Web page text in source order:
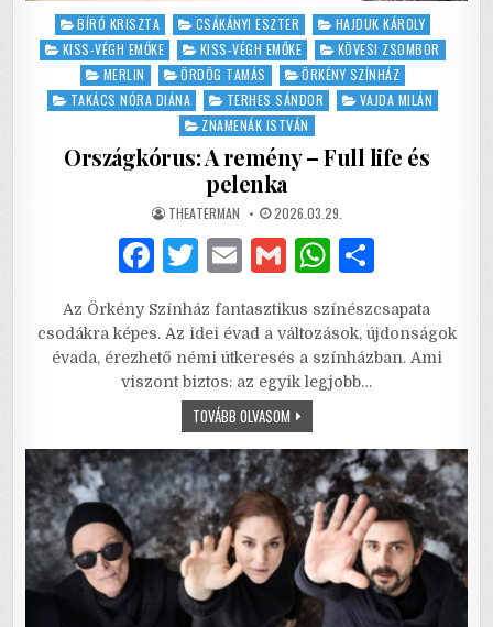
Posted
in
BÍRÓ KRISZTA CSÁKÁNYI ESZTER
HAJDUK KÁROLY
KISS-VÉGH EMŐKE
KISS-VÉGH EMŐKE
KÖVESI ZSOMBOR
MERLIN
ÖRDÖG TAMÁS
ÖRKÉNY SZÍNHÁZ
TAKÁCS NÓRA DIÁNA
TERHES SÁNDOR
VAJDA MILÁN
ZNAMENÁK ISTVÁN
Országkórus: A remény – Full life és
pelenka
AUTHOR:
THEATERMAN PUBLISHED
DATE:
2026.03.29.
F
c
e
b
o
k
T
it
te
r
E
ai
l
G
ai
l
W
at
s
A
p
ar
e
Az Örkény Színház fantasztikus színészcsapata
csodákra képes. Az idei évad a változások, újdonságok
évada, érezhető némi útkeresés a színházban. Ami
viszont biztos: az egyik legjobb…
TOVÁBB OLVASOMORSZÁGKÓRUS:
A
REMÉNY
–
FULL
LIFE
ÉS
PELENKA